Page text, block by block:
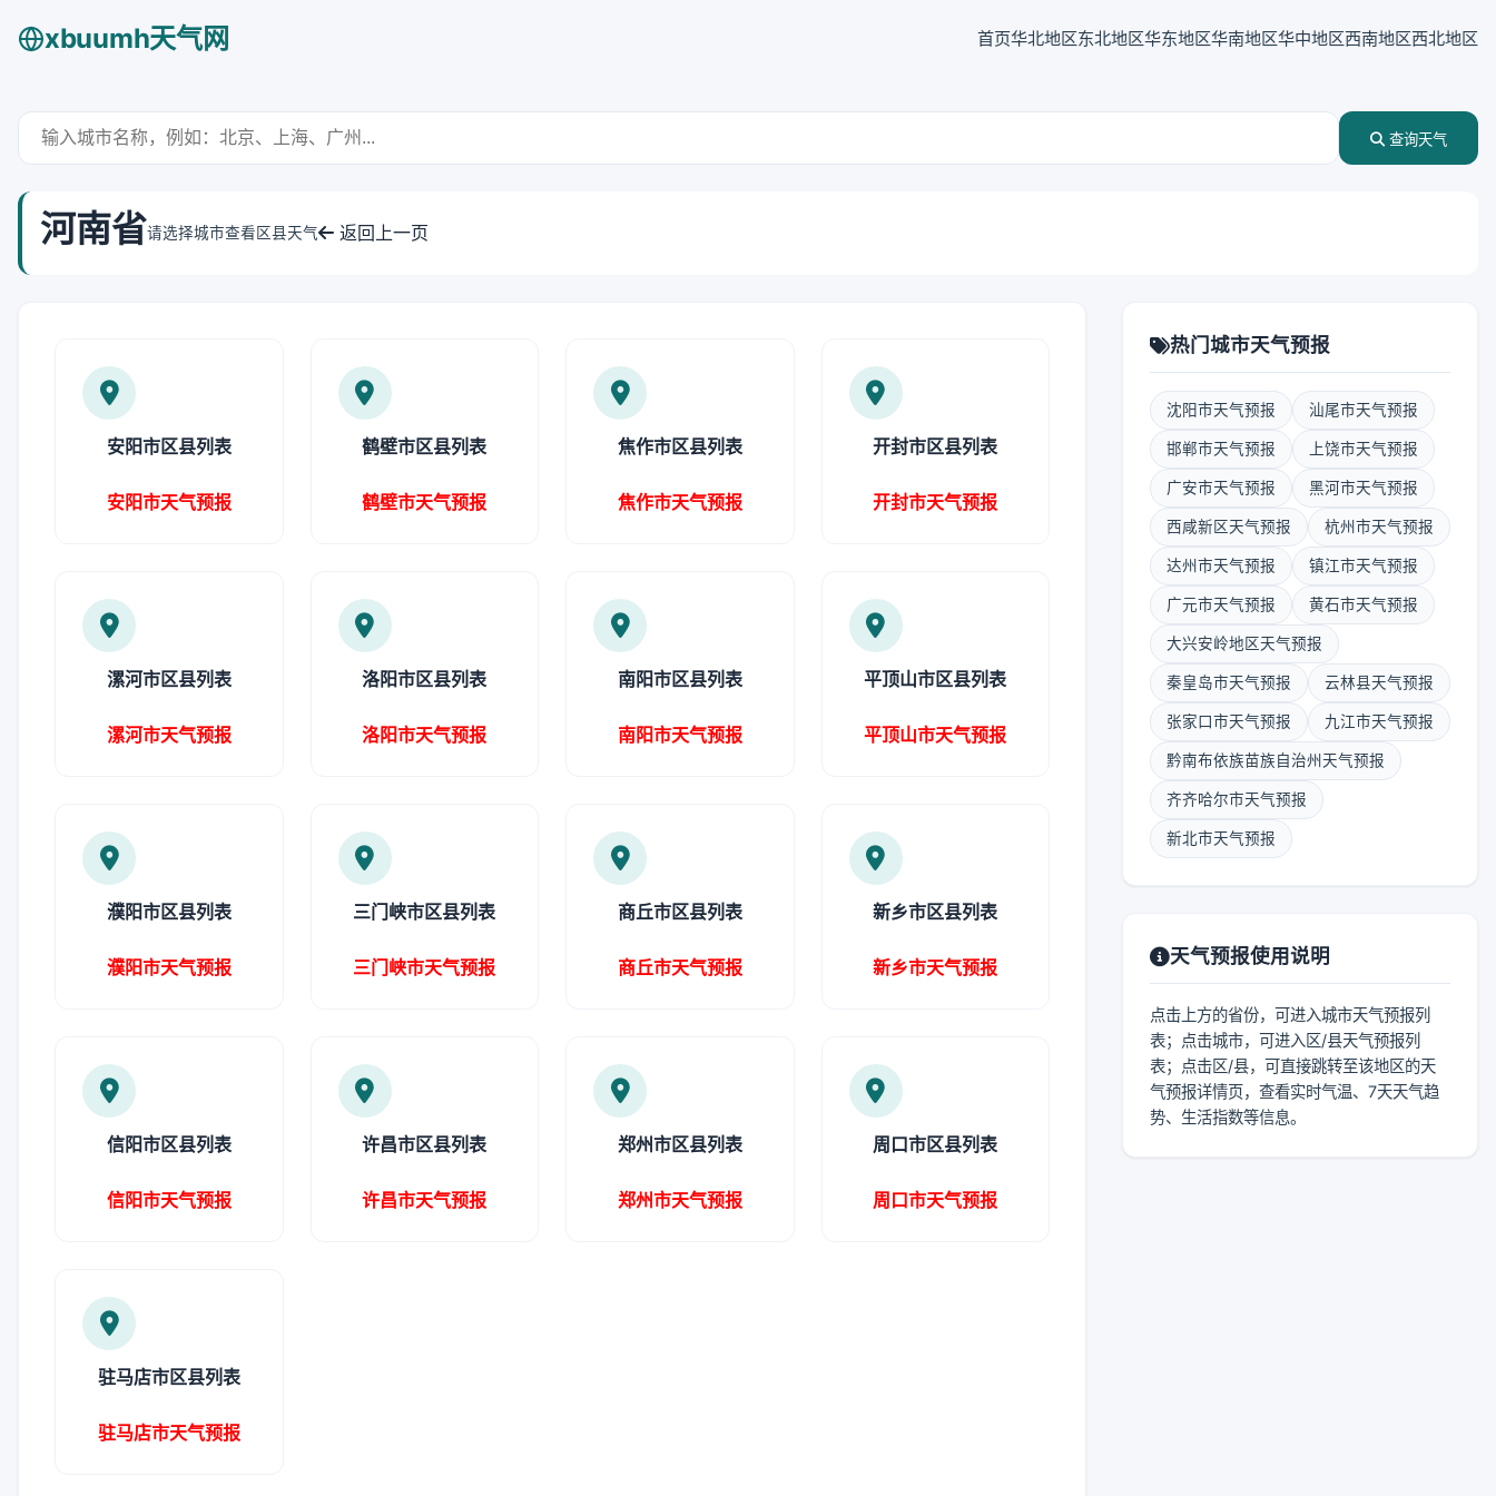
xbuumh天气网 首页华北地区东北地区华东地区华南地区华中地区西南地区西北地区
查询天气
河南省请选择城市查看区县天气 返回上一页
安阳市区县列表
安阳市天气预报
鹤壁市区县列表
鹤壁市天气预报
焦作市区县列表
焦作市天气预报
开封市区县列表
开封市天气预报
漯河市区县列表
漯河市天气预报
洛阳市区县列表
洛阳市天气预报
南阳市区县列表
南阳市天气预报
平顶山市区县列表
平顶山市天气预报
濮阳市区县列表
濮阳市天气预报
三门峡市区县列表
三门峡市天气预报
商丘市区县列表
商丘市天气预报
新乡市区县列表
新乡市天气预报
信阳市区县列表
信阳市天气预报
许昌市区县列表
许昌市天气预报
郑州市区县列表
郑州市天气预报
周口市区县列表
周口市天气预报
驻马店市区县列表
驻马店市天气预报
热门城市天气预报
沈阳市天气预报 汕尾市天气预报
邯郸市天气预报 上饶市天气预报
广安市天气预报 黑河市天气预报
西咸新区天气预报 杭州市天气预报
达州市天气预报 镇江市天气预报
广元市天气预报 黄石市天气预报
大兴安岭地区天气预报
秦皇岛市天气预报 云林县天气预报
张家口市天气预报 九江市天气预报
黔南布依族苗族自治州天气预报
齐齐哈尔市天气预报
新北市天气预报
天气预报使用说明
点击上方的省份，可进入城市天气预报列
表；点击城市，可进入区/县天气预报列
表；点击区/县，可直接跳转至该地区的天
气预报详情页，查看实时气温、7天天气趋
势、生活指数等信息。